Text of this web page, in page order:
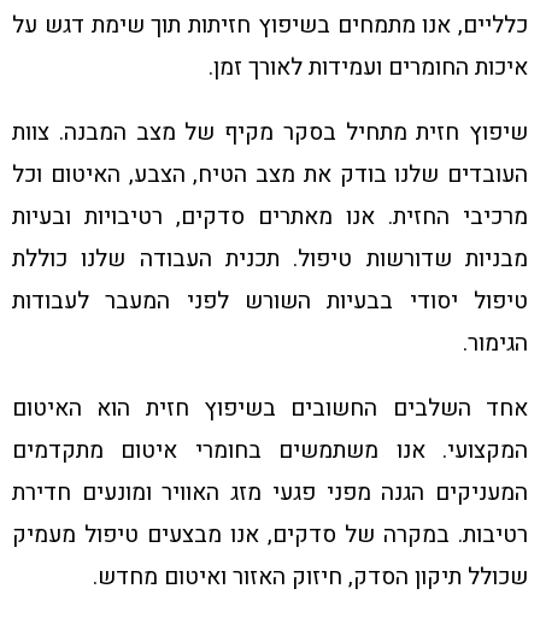
כלליים, אנו מתמחים בשיפוץ חזיתות תוך שימת דגש על
איכות החומרים ועמידות לאורך זמן.
שיפוץ חזית מתחיל בסקר מקיף של מצב המבנה. צוות
העובדים שלנו בודק את מצב הטיח, הצבע, האיטום וכל
מרכיבי החזית. אנו מאתרים סדקים, רטיבויות ובעיות
מבניות שדורשות טיפול. תכנית העבודה שלנו כוללת
טיפול יסודי בבעיות השורש לפני המעבר לעבודות
הגימור.
אחד השלבים החשובים בשיפוץ חזית הוא האיטום
המקצועי. אנו משתמשים בחומרי איטום מתקדמים
המעניקים הגנה מפני פגעי מזג האוויר ומונעים חדירת
רטיבות. במקרה של סדקים, אנו מבצעים טיפול מעמיק
שכולל תיקון הסדק, חיזוק האזור ואיטום מחדש.